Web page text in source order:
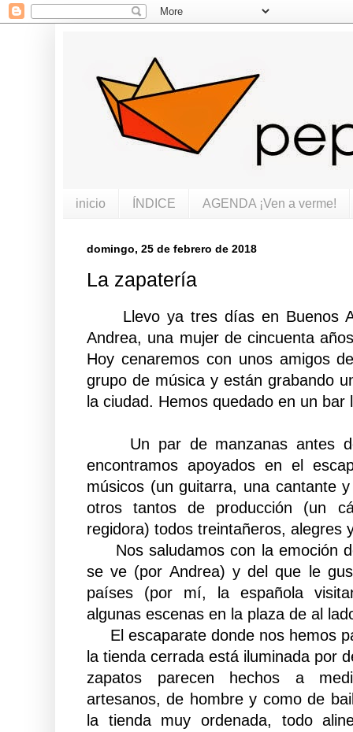
inicio ÍNDICE AGENDA ¡Ven a verme!
domingo, 25 de febrero de 2018
La zapatería
Llevo ya tres días en Buenos
Andrea, una mujer de cincuenta
Hoy cenaremos con unos amigos
grupo de música y están grabando
la ciudad. Hemos quedado en un
Un par de manzanas antes
encontramos apoyados en el
músicos (un guitarra, una cantante
otros tantos de producción (un
regidora) todos treintañeros, alegres
Nos saludamos con la emoción
se ve (por Andrea) y del que le
países (por mí, la española
algunas escenas en la plaza de al
El escaparate donde nos hemos
la tienda cerrada está iluminada por
zapatos parecen hechos a
artesanos, de hombre y como de
la tienda muy ordenada, todo